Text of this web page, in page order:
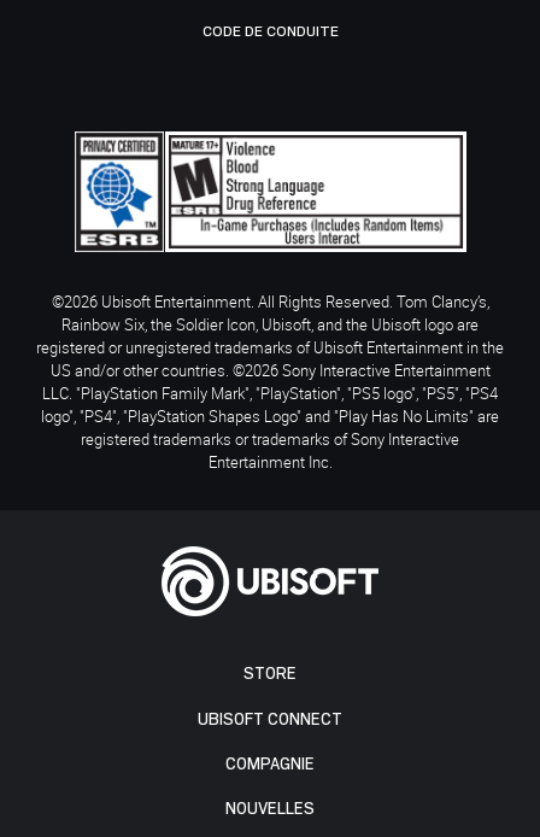
STORE
UBISOFT CONNECT
COMPAGNIE
NOUVELLES
CODE DE CONDUITE
©2026 Ubisoft Entertainment. All Rights Reserved. Tom Clancy’s,
Rainbow Six, the Soldier Icon, Ubisoft, and the Ubisoft logo are
registered or unregistered trademarks of Ubisoft Entertainment in the
US and/or other countries. ©2026 Sony Interactive Entertainment
LLC. "PlayStation Family Mark", "PlayStation", "PS5 logo", "PS5", "PS4
logo", "PS4", "PlayStation Shapes Logo" and "Play Has No Limits" are
registered trademarks or trademarks of Sony Interactive
Entertainment Inc.